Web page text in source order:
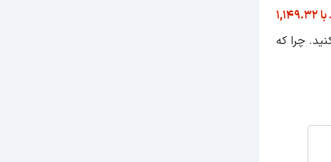
هر 1 گریونا (UAH) برابری می‌کند با 1,149.32
چرا که